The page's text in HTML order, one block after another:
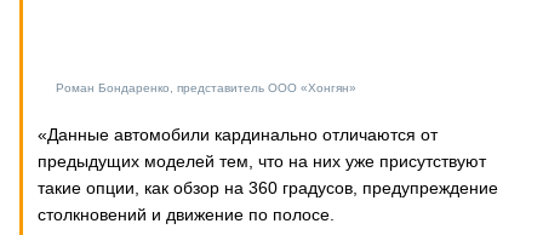
Роман Бондаренко, представитель ООО «Хонгян»
«Данные автомобили кардинально отличаются от
предыдущих моделей тем, что на них уже присутствуют
такие опции, как обзор на 360 градусов, предупреждение
столкновений и движение по полосе.